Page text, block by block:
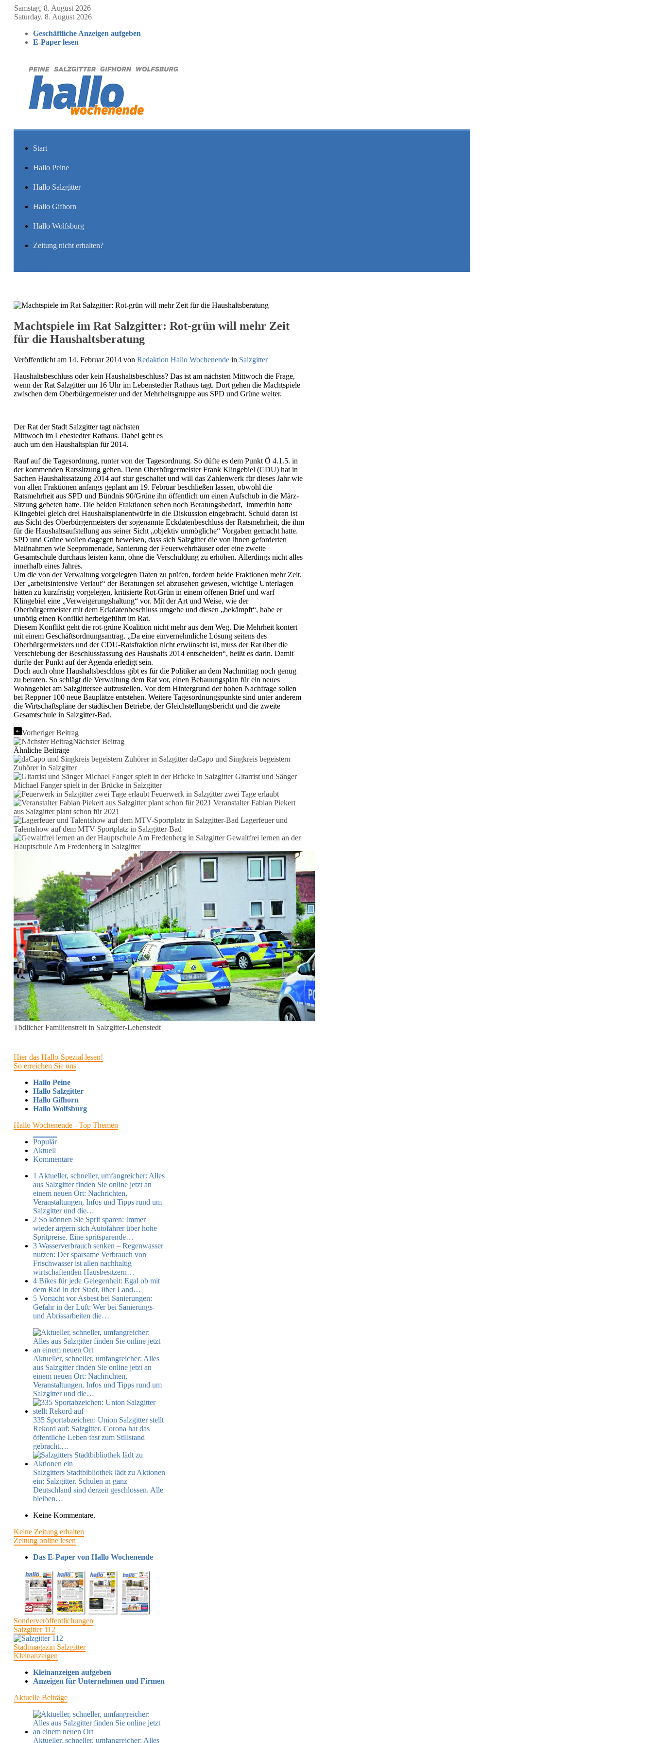
Samstag, 8. August 2026
Saturday, 8. August 2026
Geschäftliche Anzeigen aufgeben
E-Paper lesen
Start
Hallo Peine
Hallo Salzgitter
Hallo Gifhorn
Hallo Wolfsburg
Zeitung nicht erhalten?
Machtspiele im Rat Salzgitter: Rot-grün will mehr Zeit
für die Haushaltsberatung
Veröffentlicht am 14. Februar 2014 von Redaktion Hallo Wochenende in Salzgitter
Haushaltsbeschluss oder kein Haushaltsbeschluss? Das ist am nächsten Mittwoch die Frage,
wenn der Rat Salzgitter um 16 Uhr im Lebenstedter Rathaus tagt. Dort gehen die Machtspiele
zwischen dem Oberbürgermeister und der Mehrheitsgruppe aus SPD und Grüne weiter.
Der Rat der Stadt Salzgitter tagt nächsten
Mittwoch im Lebestedter Rathaus. Dabei geht es
auch um den Haushaltsplan für 2014.
Rauf auf die Tagesordnung, runter von der Tagesordnung. So düfte es dem Punkt Ö 4.1.5. in
der kommenden Ratssitzung gehen. Denn Oberbürgermeister Frank Klingebiel (CDU) hat in
Sachen Haushaltssatzung 2014 auf stur geschaltet und will das Zahlenwerk für dieses Jahr wie
von allen Fraktionen anfangs geplant am 19. Februar beschließen lassen, obwohl die
Ratsmehrheit aus SPD und Bündnis 90/Grüne ihn öffentlich um einen Aufschub in die März-
Sitzung gebeten hatte. Die beiden Fraktionen sehen noch Beratungsbedarf, immerhin hatte
Klingebiel gleich drei Haushaltsplanentwürfe in die Diskussion eingebracht. Schuld daran ist
aus Sicht des Oberbürgermeisters der sogenannte Eckdatenbeschluss der Ratsmehrheit, die ihm
für die Haushaltsaufstellung aus seiner Sicht „objektiv unmögliche“ Vorgaben gemacht hatte.
SPD und Grüne wollen dagegen beweisen, dass sich Salzgitter die von ihnen geforderten
Maßnahmen wie Seepromenade, Sanierung der Feuerwehrhäuser oder eine zweite
Gesamtschule durchaus leisten kann, ohne die Verschuldung zu erhöhen. Allerdings nicht alles
innerhalb eines Jahres.
Um die von der Verwaltung vorgelegten Daten zu prüfen, fordern beide Fraktionen mehr Zeit.
Der „arbeitsintensive Verlauf“ der Beratungen sei abzusehen gewesen, wichtige Unterlagen
hätten zu kurzfristig vorgelegen, kritisierte Rot-Grün in einem offenen Brief und warf
Klingebiel eine „Verweigerungshaltung“ vor. Mit der Art und Weise, wie der
Oberbürgermeister mit dem Eckdatenbeschluss umgehe und diesen „bekämpft“, habe er
unnötig einen Konflikt herbeigeführt im Rat.
Diesem Konflikt geht die rot-grüne Koalition nicht mehr aus dem Weg. Die Mehrheit kontert
mit einem Geschäftsordnungsantrag. „Da eine einvernehmliche Lösung seitens des
Oberbürgermeisters und der CDU-Ratsfraktion nicht erwünscht ist, muss der Rat über die
Verschiebung der Beschlussfassung des Haushalts 2014 entscheiden“, heißt es darin. Damit
dürfte der Punkt auf der Agenda erledigt sein.
Doch auch ohne Haushaltsbeschluss gibt es für die Politiker an dem Nachmittag noch genug
zu beraten. So schlägt die Verwaltung dem Rat vor, einen Bebauungsplan für ein neues
Wohngebiet am Salzgittersee aufzustellen. Vor dem Hintergrund der hohen Nachfrage sollen
bei Reppner 100 neue Bauplätze entstehen. Weitere Tagesordnungspunkte sind unter anderem
die Wirtschaftspläne der städtischen Betriebe, der Gleichstellungsbericht und die zweite
Gesamtschule in Salzgitter-Bad.
Vorheriger Beitrag
Nächster Beitrag
Ähnliche Beiträge
daCapo und Singkreis begeistern
Zuhörer in Salzgitter
Gitarrist und Sänger
Michael Fanger spielt in der Brücke in Salzgitter
Feuerwerk in Salzgitter zwei Tage erlaubt
Veranstalter Fabian Piekert
aus Salzgitter plant schon für 2021
Lagerfeuer und
Talentshow auf dem MTV-Sportplatz in Salzgitter-Bad
Gewaltfrei lernen an der
Hauptschule Am Fredenberg in Salzgitter
Tödlicher Familienstreit in Salzgitter-Lebenstedt
Hier das Hallo-Spezial lesen!
So erreichen Sie uns
Hallo Peine
Hallo Salzgitter
Hallo Gifhorn
Hallo Wolfsburg
Hallo Wochenende - Top Themen
Populär
Aktuell
Kommentare
1 Aktueller, schneller, umfangreicher: Alles
aus Salzgitter finden Sie online jetzt an
einem neuen Ort: Nachrichten,
Veranstaltungen, Infos und Tipps rund um
Salzgitter und die…
2 So können Sie Sprit sparen: Immer
wieder ärgern sich Autofahrer über hohe
Spritpreise. Eine spritsparende…
3 Wasserverbrauch senken – Regenwasser
nutzen: Der sparsame Verbrauch von
Frischwasser ist allen nachhaltig
wirtschaftenden Hausbesitzern…
4 Bikes für jede Gelegenheit: Egal ob mit
dem Rad in der Stadt, über Land…
5 Vorsicht vor Asbest bei Sanierungen:
Gefahr in der Luft: Wer bei Sanierungs-
und Abrissarbeiten die…
Aktueller, schneller, umfangreicher: Alles
aus Salzgitter finden Sie online jetzt an
einem neuen Ort: Nachrichten,
Veranstaltungen, Infos und Tipps rund um
Salzgitter und die…
335 Sportabzeichen: Union Salzgitter stellt
Rekord auf: Salzgitter​. Corona hat das
öffentliche Leben fast zum Stillstand
gebracht.…
Salzgitters Stadtbibliothek lädt zu Aktionen
ein: Salzgitter​. Schulen in ganz
Deutschland sind derzeit geschlossen. Alle
bleiben…
Keine Kommentare.
Keine Zeitung erhalten
Zeitung online lesen
Das E-Paper von Hallo Wochenende
Sonderveröffentlichungen
Salzgitter 112
Stadtmagazin Salzgitter
Kleinanzeigen
Kleinanzeigen aufgeben
Anzeigen für Unternehmen und Firmen
Aktuelle Beiträge
Aktueller, schneller, umfangreicher: Alles